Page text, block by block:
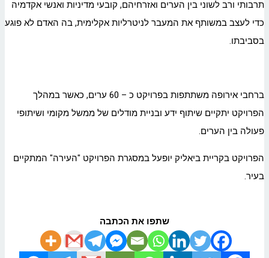
תרבותי ורב לשוני בין הערים ואזרחיהם, קובעי מדיניות ואנשי אקדמיה
כדי לעצב במשותף את המעבר לניטרליות אקלימית, בה האדם לא פוגע
בסביבתו.
ברחבי אירופה משתתפות בפרויקט כ – 60 ערים, כאשר במהלך
הפרויקט יתקיים שיתוף ידע ובניית מודלים של ממשל מקומי ושיתופי
פעולה בין הערים.
הפרויקט בקריית ביאליק יופעל במסגרת הפרויקט "העירה" המתקיים
בעיר.
שתפו את הכתבה